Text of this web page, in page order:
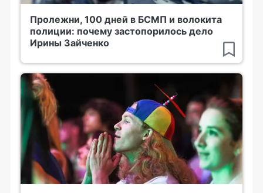
Пролежни, 100 дней в БСМП и волокита
полиции: почему застопорилось дело
Ирины Зайченко